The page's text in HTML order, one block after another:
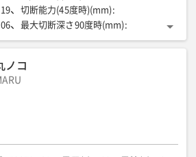
切断能力(45度時)(mm):
最大切断深さ90度時(mm):
最大切断深さ45度時(mm):
コード(m)
:
ノコ